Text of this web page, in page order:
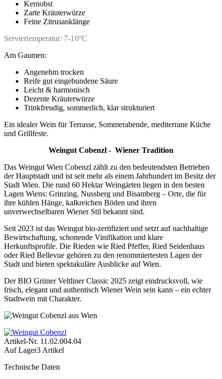
Kernobst
Zarte Kräuterwürze
Feine Zitrusanklänge
Serviertemperatur: 7-10°C
Am Gaumen:
Angenehm trocken
Reife gut eingebundene Säure
Leicht & harmonisch
Dezente Kräuterwürze
Trinkfreudig, sommerlich, klar strukturiert
Ein idealer Wein für Terrasse, Sommerabende, mediterrane Küche
und Grillfeste.
Weingut Cobenzl - Wiener Tradition
Das Weingut Wien Cobenzl zählt zu den bedeutendsten Betrieben
der Hauptstadt und ist seit mehr als einem Jahrhundert im Besitz der
Stadt Wien. Die rund 60 Hektar Weingärten liegen in den besten
Lagen Wiens: Grinzing, Nussberg und Bisamberg – Orte, die für
ihre kühlen Hänge, kalkreichen Böden und ihren
unverwechselbaren Wiener Stil bekannt sind.
Seit 2023 ist das Weingut bio‑zertifiziert und setzt auf nachhaltige
Bewirtschaftung, schonende Vinifikation und klare
Herkunftsprofile. Die Rieden wie Ried Pfeffer, Ried Seidenhaus
oder Ried Bellevue gehören zu den renommiertesten Lagen der
Stadt und bieten spektakuläre Ausblicke auf Wien.
Der BIO Grüner Veltliner Classic 2025 zeigt eindrucksvoll, wie
frisch, elegant und authentisch Wiener Wein sein kann – ein echter
Stadtwein mit Charakter.
Artikel-Nr. 11.02.004.04
Auf Lager3 Artikel
Technische Daten